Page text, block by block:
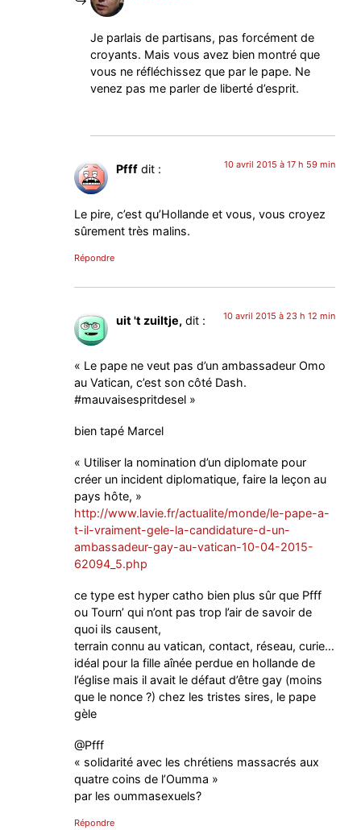
Je parlais de partisans, pas forcément de
croyants. Mais vous avez bien montré que
vous ne réfléchissez que par le pape. Ne
venez pas me parler de liberté d’esprit.
Pfff dit : 10 avril 2015 à 17 h 59 min
Le pire, c’est qu’Hollande et vous, vous croyez
sûrement très malins.
Répondre
uit 't zuiltje, dit : 10 avril 2015 à 23 h 12 min
« Le pape ne veut pas d’un ambassadeur Omo
au Vatican, c’est son côté Dash.
#mauvaisespritdesel »
bien tapé Marcel
« Utiliser la nomination d’un diplomate pour
créer un incident diplomatique, faire la leçon au
pays hôte, »
http://www.lavie.fr/actualite/monde/le-pape-a-
t-il-vraiment-gele-la-candidature-d-un-
ambassadeur-gay-au-vatican-10-04-2015-
62094_5.php
ce type est hyper catho bien plus sûr que Pfff
ou Tourn’ qui n’ont pas trop l’air de savoir de
quoi ils causent,
terrain connu au vatican, contact, réseau, curie…
idéal pour la fille aînée perdue en hollande de
l’église mais il avait le défaut d’être gay (moins
que le nonce ?) chez les tristes sires, le pape
gèle
@Pfff
« solidarité avec les chrétiens massacrés aux
quatre coins de l’Oumma »
par les oummasexuels?
Répondre